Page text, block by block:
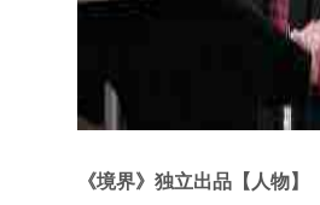
《境界》独立出品【人物】